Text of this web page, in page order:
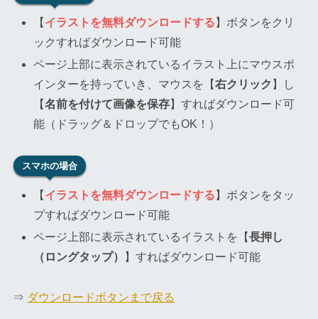
【 イラストを無料ダウンロードする 】ボタンをクリ
ックすればダウンロード可能
ページ上部に表示されているイラスト上にマウスポ
インターを持っていき、マウスを【右クリック 】し
【名前を付けて画像を保存】すればダウンロード可
能（ドラッグ＆ドロップでもOK！）
スマホの場合
【 イラストを無料ダウンロードする 】ボタンをタッ
プすればダウンロード可能
ページ上部に表示されているイラストを【長押し
（ロングタップ）
】すればダウンロード可能
⇒ ダウンロードボタンまで戻る